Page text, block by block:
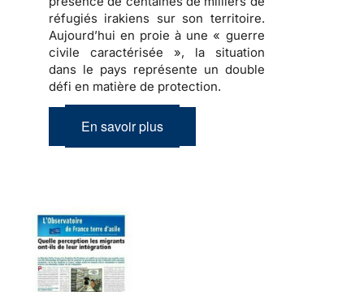
réfugiés irakiens sur son territoire.
Aujourd’hui en proie à une « guerre
civile caractérisée », la situation
dans le pays représente un double
défi en matière de protection.
En savoir plus